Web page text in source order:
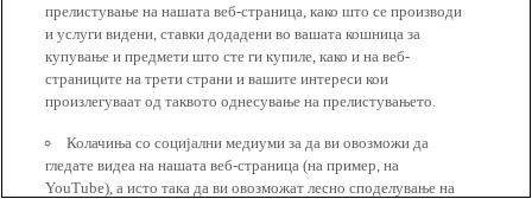
прелистување на нашата веб-страница, како што се производи
и услуги видени, ставки додадени во вашата кошница за
купување и предмети што сте ги купиле, како и на веб-
страниците на трети страни и вашите интереси кои
произлегуваат од таквото однесување на прелистувањето.
Колачиња со социјални медиуми за да ви овозможи да
гледате видеа на нашата веб-страница (на пример, на
YouTube), а исто така да ви овозможат лесно споделување на